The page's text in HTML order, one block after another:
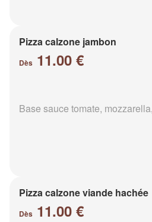
Pizza calzone jambon
Dès 11.00 €
Base sauce tomate,
Pizza calzone viande hachée
Dès 11.00 €